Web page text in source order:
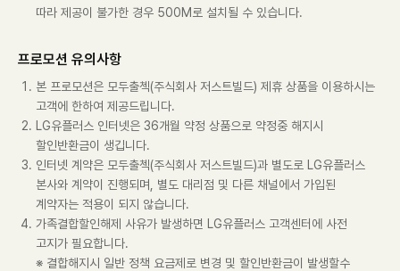
따라 제공이 불가한 경우 500M로 설치될 수 있습니다.
프로모션 유의사항
본 프로모션은 모두출첵(주식회사 저스트빌드) 제휴 상품을 이용하시는
고객에 한하여 제공드립니다.
LG유플러스 인터넷은 36개월 약정 상품으로 약정중 해지시
할인반환금이 생깁니다.
인터넷 계약은 모두출첵(주식회사 저스트빌드)과 별도로 LG유플러스
본사와 계약이 진행되며, 별도 대리점 및 다른 채널에서 가입된
계약자는 적용이 되지 않습니다.
가족결합할인해제 사유가 발생하면 LG유플러스 고객센터에 사전
고지가 필요합니다.
※ 결합해지시 일반 정책 요금제로 변경 및 할인반환금이 발생할수